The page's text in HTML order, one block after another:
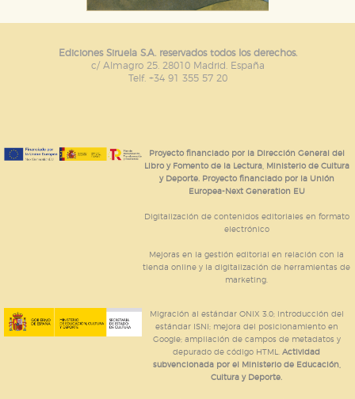
Ediciones Siruela S.A. reservados todos los derechos.
c/ Almagro 25. 28010 Madrid. España
Telf. +34 91 355 57 20
Proyecto financiado por la Dirección General del
Libro y Fomento de la Lectura, Ministerio de Cultura
y Deporte. Proyecto financiado por la Unión
Europea-Next Generation EU
Digitalización de contenidos editoriales en formato
electrónico
Mejoras en la gestión editorial en relación con la
tienda online y la digitalización de herramientas de
marketing.
Migración al estándar ONIX 3.0; introducción del
estándar ISNI; mejora del posicionamiento en
Google; ampliación de campos de metadatos y
depurado de código HTML.Actividad
subvencionada por el Ministerio de Educación,
Cultura y Deporte.